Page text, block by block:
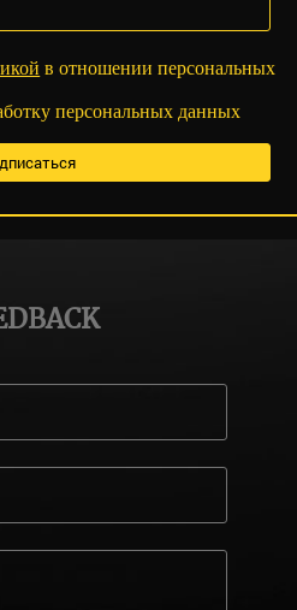
в отношении персональных
персональных данных